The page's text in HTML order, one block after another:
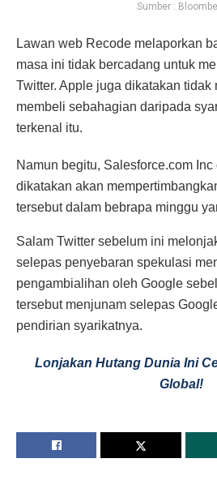
Sumber :
Lawan web Recode melaporkan
masa ini tidak bercadang untuk
Twitter. Apple juga dikatakan tidak
membeli sebahagian daripada
terkenal itu.
Namun begitu, Salesforce.com
dikatakan akan
tersebut dalam bebrapa minggu
Salam Twitter sebelum ini
selepas penyebaran spekulasi
pengambialihan oleh Google
tersebut menjunam selepas
pendirian syarikatnya.
Lonjakan Hutang Dunia Ini
Global!